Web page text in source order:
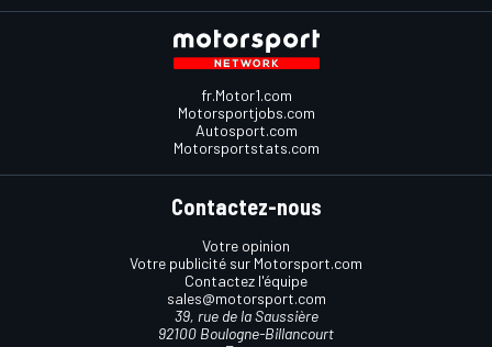
fr.Motor1.com
Motorsportjobs.com
Autosport.com
Motorsportstats.com
Contactez-nous
Votre opinion
Votre publicité sur Motorsport.com
Contactez l'équipe
sales@motorsport.com
39, rue de la Saussière
92100 Boulogne-Billancourt